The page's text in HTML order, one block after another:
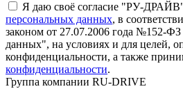
Я даю своё согласие "РУ-
персональных данных, в
законом от 27.07.2006 года №152-
данных", на условиях и для целей,
конфиденциальности, а также
конфиденциальности.
Группа компании RU-DRIVE